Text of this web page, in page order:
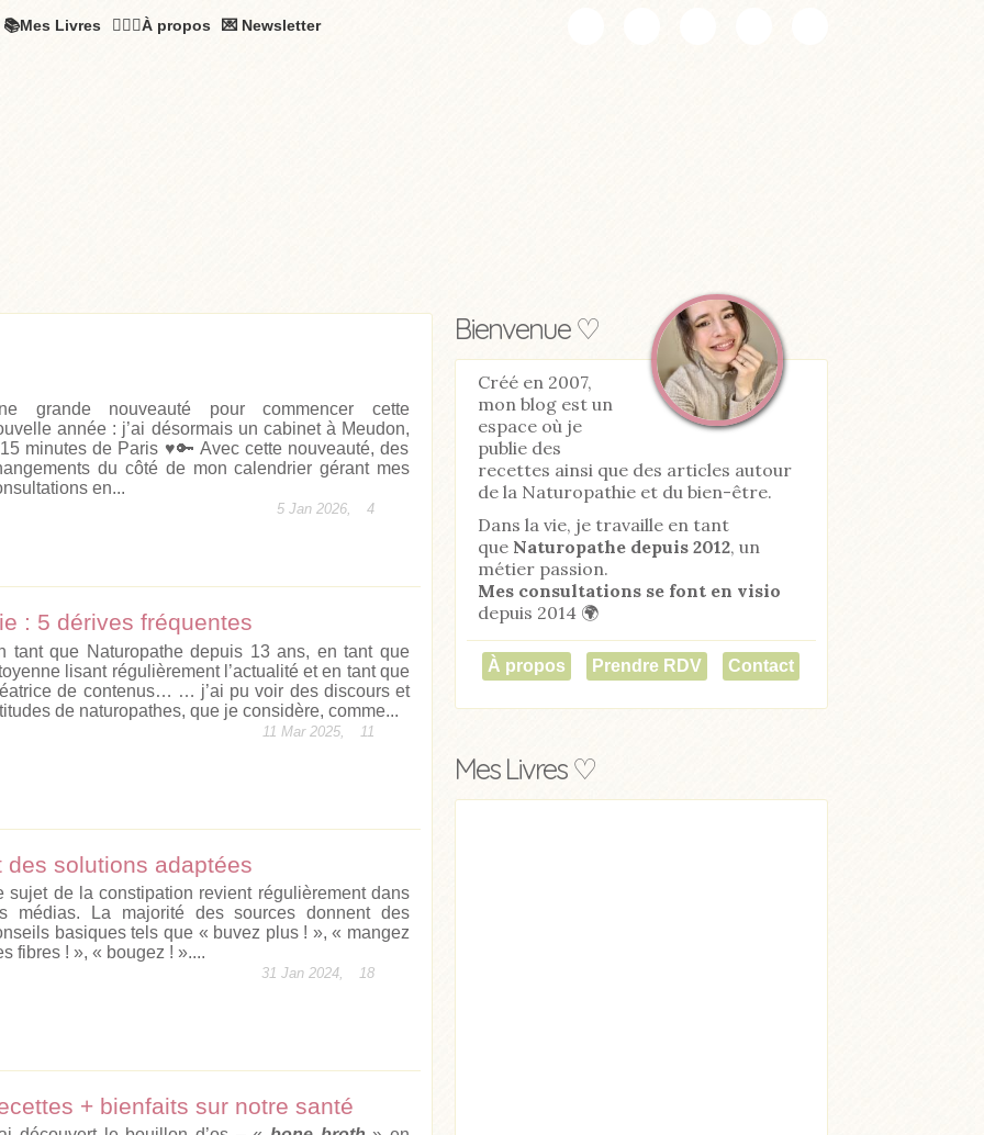
📚Mes Livres 🧚🏻‍♂️À propos 💌 Newsletter
grande nouveauté pour commencer cette
année : j’ai désormais un cabinet à Meudon,
minutes de Paris ♥️🔑 Avec cette nouveauté, des
du côté de mon calendrier gérant mes
en...
5 Jan 2026, 4
: 5 dérives fréquentes
tant que Naturopathe depuis 13 ans, en tant que
lisant régulièrement l’actualité et en tant que
de contenus… … j’ai pu voir des discours et
de naturopathes, que je considère, comme...
11 Mar 2025, 11
solutions adaptées
sujet de la constipation revient régulièrement dans
médias. La majorité des sources donnent des
basiques tels que « buvez plus ! », « mangez
fibres ! », « bougez ! »....
31 Jan 2024, 18
+ bienfaits sur notre santé
Bienvenue ♡
Créé en 2007,
mon blog est un
espace où je
publie des
recettes ainsi que des articles autour
de la Naturopathie et du bien-être.
Dans la vie, je travaille en tant
que Naturopathe depuis 2012, un
métier passion.
Mes consultations se font en visio
depuis 2014 🌍
À propos Prendre RDV Contact
Mes Livres ♡